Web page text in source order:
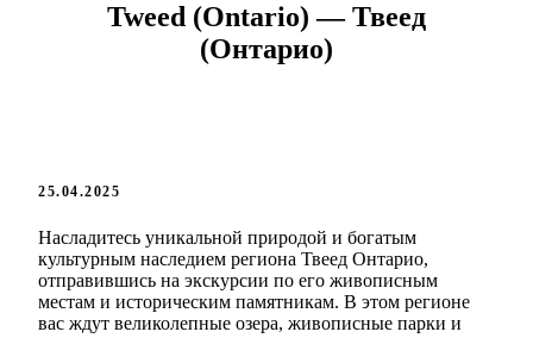
Tweed (Ontario) — Твеед
(Онтарио)
25.04.2025
Насладитесь уникальной природой и богатым
культурным наследием региона Твеед Онтарио,
отправившись на экскурсии по его живописным
местам и историческим памятникам. В этом регионе
вас ждут великолепные озера, живописные парки и